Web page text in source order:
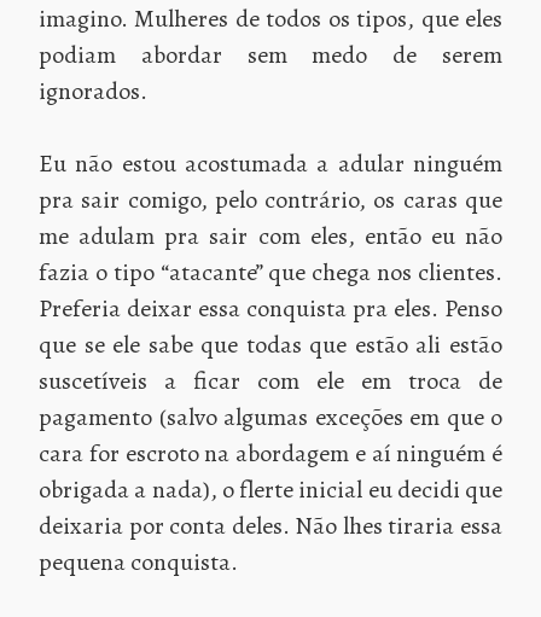
imagino. Mulheres de todos os tipos, que eles
podiam abordar sem medo de serem
ignorados.
Eu não estou acostumada a adular ninguém
pra sair comigo, pelo contrário, os caras que
me adulam pra sair com eles, então eu não
fazia o tipo “atacante” que chega nos clientes.
Preferia deixar essa conquista pra eles. Penso
que se ele sabe que todas que estão ali estão
suscetíveis a ficar com ele em troca de
pagamento (salvo algumas exceções em que o
cara for escroto na abordagem e aí ninguém é
obrigada a nada), o flerte inicial eu decidi que
deixaria por conta deles. Não lhes tiraria essa
pequena conquista.